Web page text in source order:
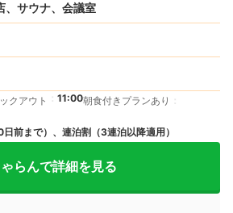
、サウナ、会議室
クアウト 11:00朝食付きプランあり
前まで）、連泊割（3連泊以降適用）
ゃらんで詳細を見る